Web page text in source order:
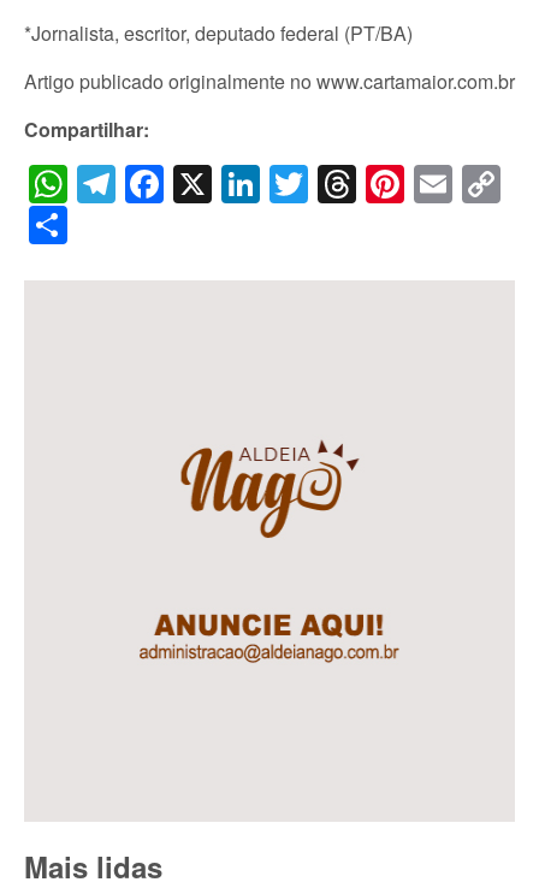
*Jornalista, escritor, deputado federal (PT/BA)
Artigo publicado originalmente no www.cartamaior.com.br
Compartilhar:
WhatsApp
Telegram
Facebook
X LinkedIn
Twitter
Threads
Mais lidas